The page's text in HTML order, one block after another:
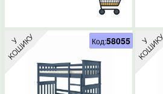
Код:58055